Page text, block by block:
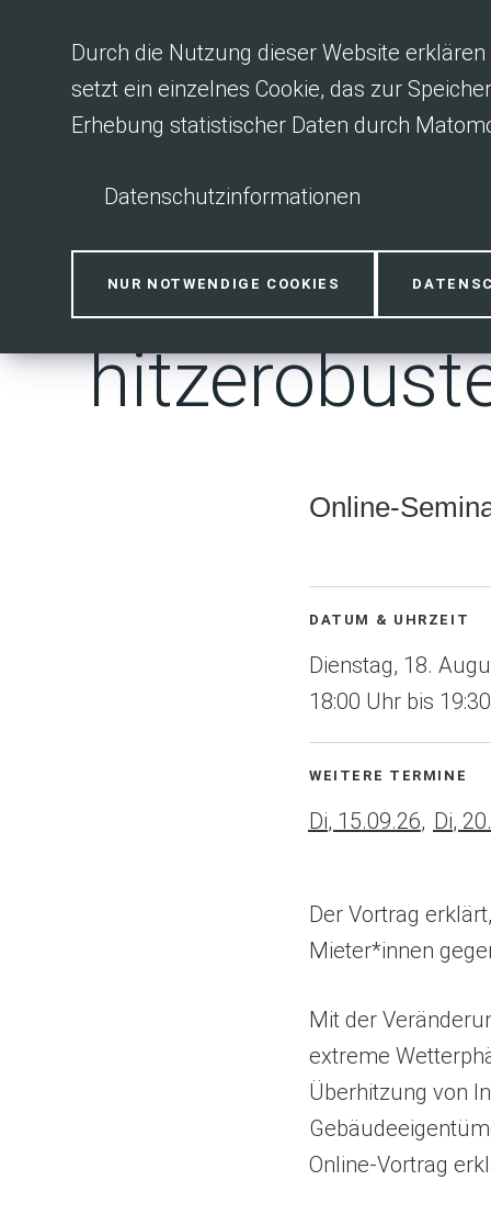
Durch die Nutzung dieser Website
setzt ein einzelnes Cookie, das zur
Erhebung statistischer Daten durch
Datenschutzinformationen
NUR NOTWENDIGE COOKIES
Spitze bei
Online-
DATUM & UHRZEIT
Dienstag, 18.
18:00
bis 19:30
WEITERE TERMINE
Di, 15.09.26 Di, 20.
Der Vortrag
Mieter*innen
Mit der
extreme
Überhitzung von
Online-Vortrag